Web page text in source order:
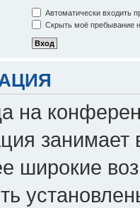
Автоматически входить
Скрыть моё пребывание
на
занимает
широкие